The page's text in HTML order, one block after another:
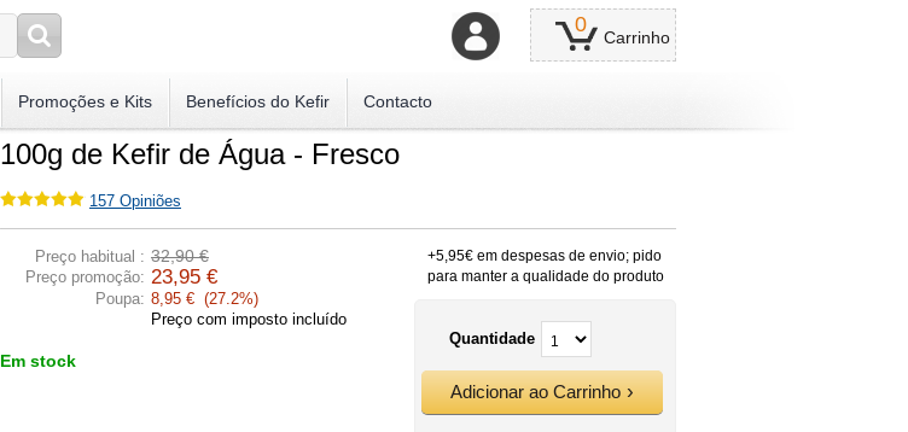
0
Carrinho
Promoções e Kits Benefícios do Kefir Contacto
100g de Kefir de Água - Fresco
157 Opiniões
Preço habitual : 32,90 €
Preço promoção: 23,95 €
Poupa: 8,95 € (27.2%)
Preço com imposto incluído
Em stock
+5,95€ em despesas de envio; pido
para manter a qualidade do produto
Quantidade
Adicionar ao Carrinho